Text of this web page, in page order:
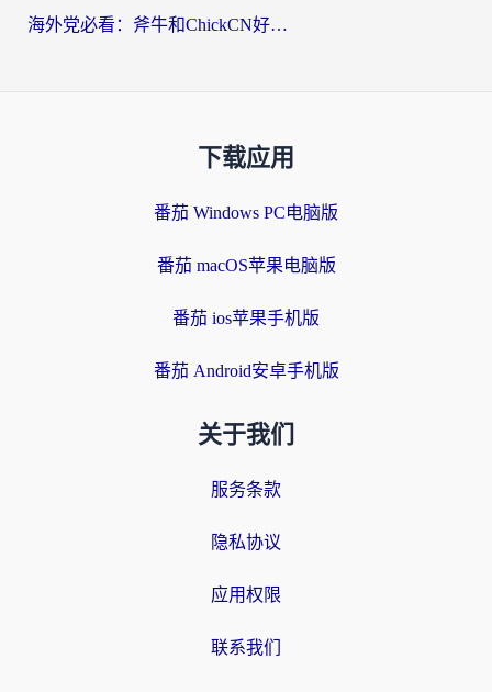
海外党必看：斧牛和ChickCN好用吗？3款热门加速器实测+番茄加速器深度体验
下载应用
番茄 Windows PC电脑版
番茄 macOS苹果电脑版
番茄 ios苹果手机版
番茄 Android安卓手机版
关于我们
服务条款
隐私协议
应用权限
联系我们